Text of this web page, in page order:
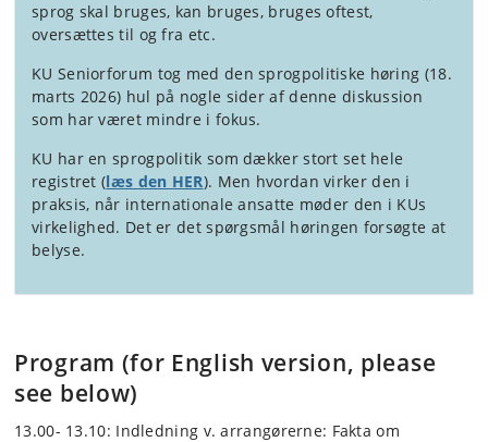
sprog skal bruges, kan bruges, bruges oftest,
oversættes til og fra etc.
KU Seniorforum tog med den sprogpolitiske høring (18.
marts 2026) hul på nogle sider af denne diskussion
som har været mindre i fokus.
KU har en sprogpolitik som dækker stort set hele
registret (læs den HER). Men hvordan virker den i
praksis, når internationale ansatte møder den i KUs
virkelighed. Det er det spørgsmål høringen forsøgte at
belyse.
Program (for English version, please
see below)
13.00- 13.10: Indledning v. arrangørerne: Fakta om